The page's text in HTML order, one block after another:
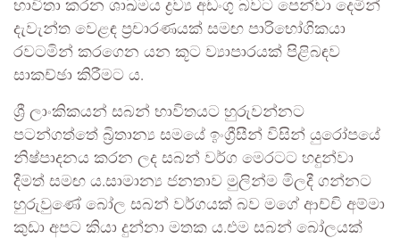
භාවිතා කරන ශාඛමය ද්‍රව්‍ය අඩංගු බවට පෙන්වා දෙමින්
දැවැන්ත වෙළඳ ප්‍රචාරණයක් සමඟ පාරිභෝගිකයා
රවටමින් කරගෙන යන කූට ව්‍යාපාරයක් පිළිබඳව
සාකච්ඡා කිරීමට ය.
ශ්‍රී ලාංකිකයන් සබන් භාවිතයට හුරුවන්නට
පටන්ගත්තේ බ්‍රිතාන්‍ය සමයේ ඉංග්‍රීසීන් විසින් යුරෝපයේ
නිෂ්පාදනය කරන ලද සබන් වර්ග මෙරටට හදුන්වා
දීමත් සමඟ ය.සාමාන්‍ය ජනතාව මුලින්ම මිලදී ගන්නට
හුරුවුණේ බෝල සබන් වර්ගයක් බව මගේ ආච්චි අම්මා
කුඩා අපට කියා දුන්නා මතක ය.එම සබන් බෝලයක්